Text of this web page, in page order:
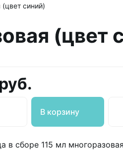
синий)
(цвет
В корзину
в сборе 115 мл